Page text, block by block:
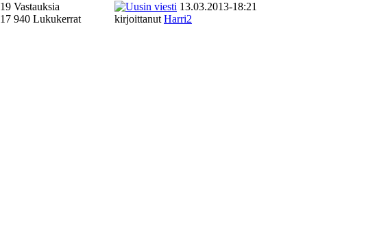
19 Vastauksia
17 940 Lukukerrat
13.03.2013-18:21
kirjoittanut Harri2